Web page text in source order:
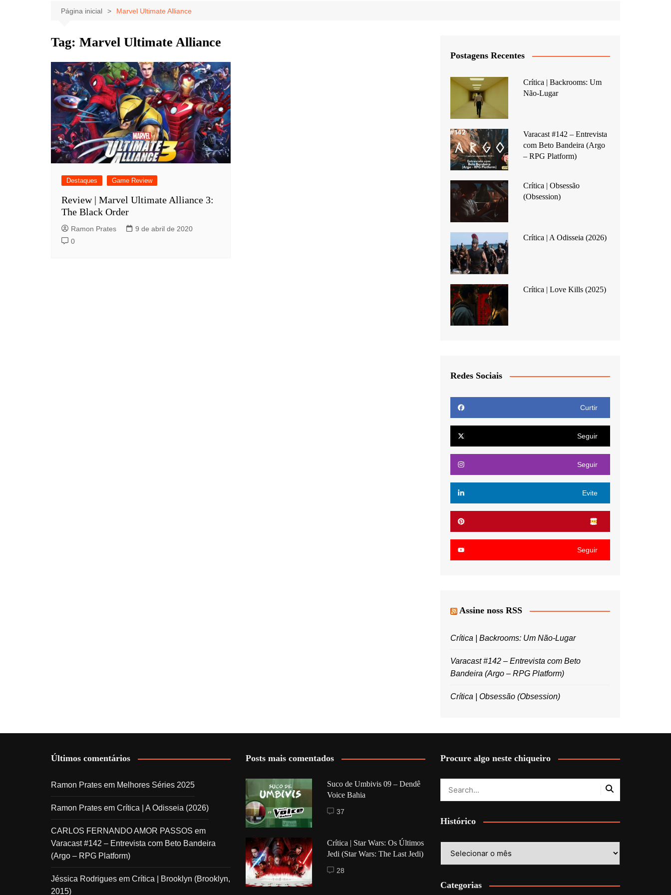
Celebridades
Música
Notícias
Clássicos
Livros
Página inicial Marvel Ultimate Alliance
Tag: Marvel Ultimate Alliance
Destaques Game Review
Review | Marvel Ultimate Alliance 3:
The Black Order
Ramon Prates
9 de abril de 2020
0
Postagens Recentes
Crítica | Backrooms: Um
Não-Lugar
Varacast #142 – Entrevista
com Beto Bandeira (Argo
– RPG Platform)
Crítica | Obsessão
(Obsession)
Crítica | A Odisseia (2026)
Crítica | Love Kills (2025)
Redes Sociais
Curtir
Seguir
Seguir
Evite
Seguir
Assine noss RSS
Crítica | Backrooms: Um Não-Lugar
Varacast #142 – Entrevista com Beto
Bandeira (Argo – RPG Platform)
Crítica | Obsessão (Obsession)
Últimos comentários
Ramon Prates em Melhores Séries 2025
Ramon Prates em Crítica | A Odisseia (2026)
CARLOS FERNANDO AMOR PASSOS em
Varacast #142 – Entrevista com Beto Bandeira
(Argo – RPG Platform)
Jéssica Rodrigues em Crítica | Brooklyn (Brooklyn,
2015)
Posts mais comentados
Suco de Umbivis 09 – Dendê
Voice Bahia
37
Crítica | Star Wars: Os Últimos
Jedi (Star Wars: The Last Jedi)
28
Procure algo neste chiqueiro
Histórico
Categorias